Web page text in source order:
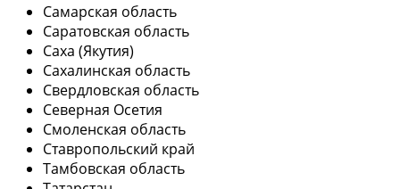
Самарская область
Саратовская область
Саха (Якутия)
Сахалинская область
Свердловская область
Северная Осетия
Смоленская область
Ставропольский край
Тамбовская область